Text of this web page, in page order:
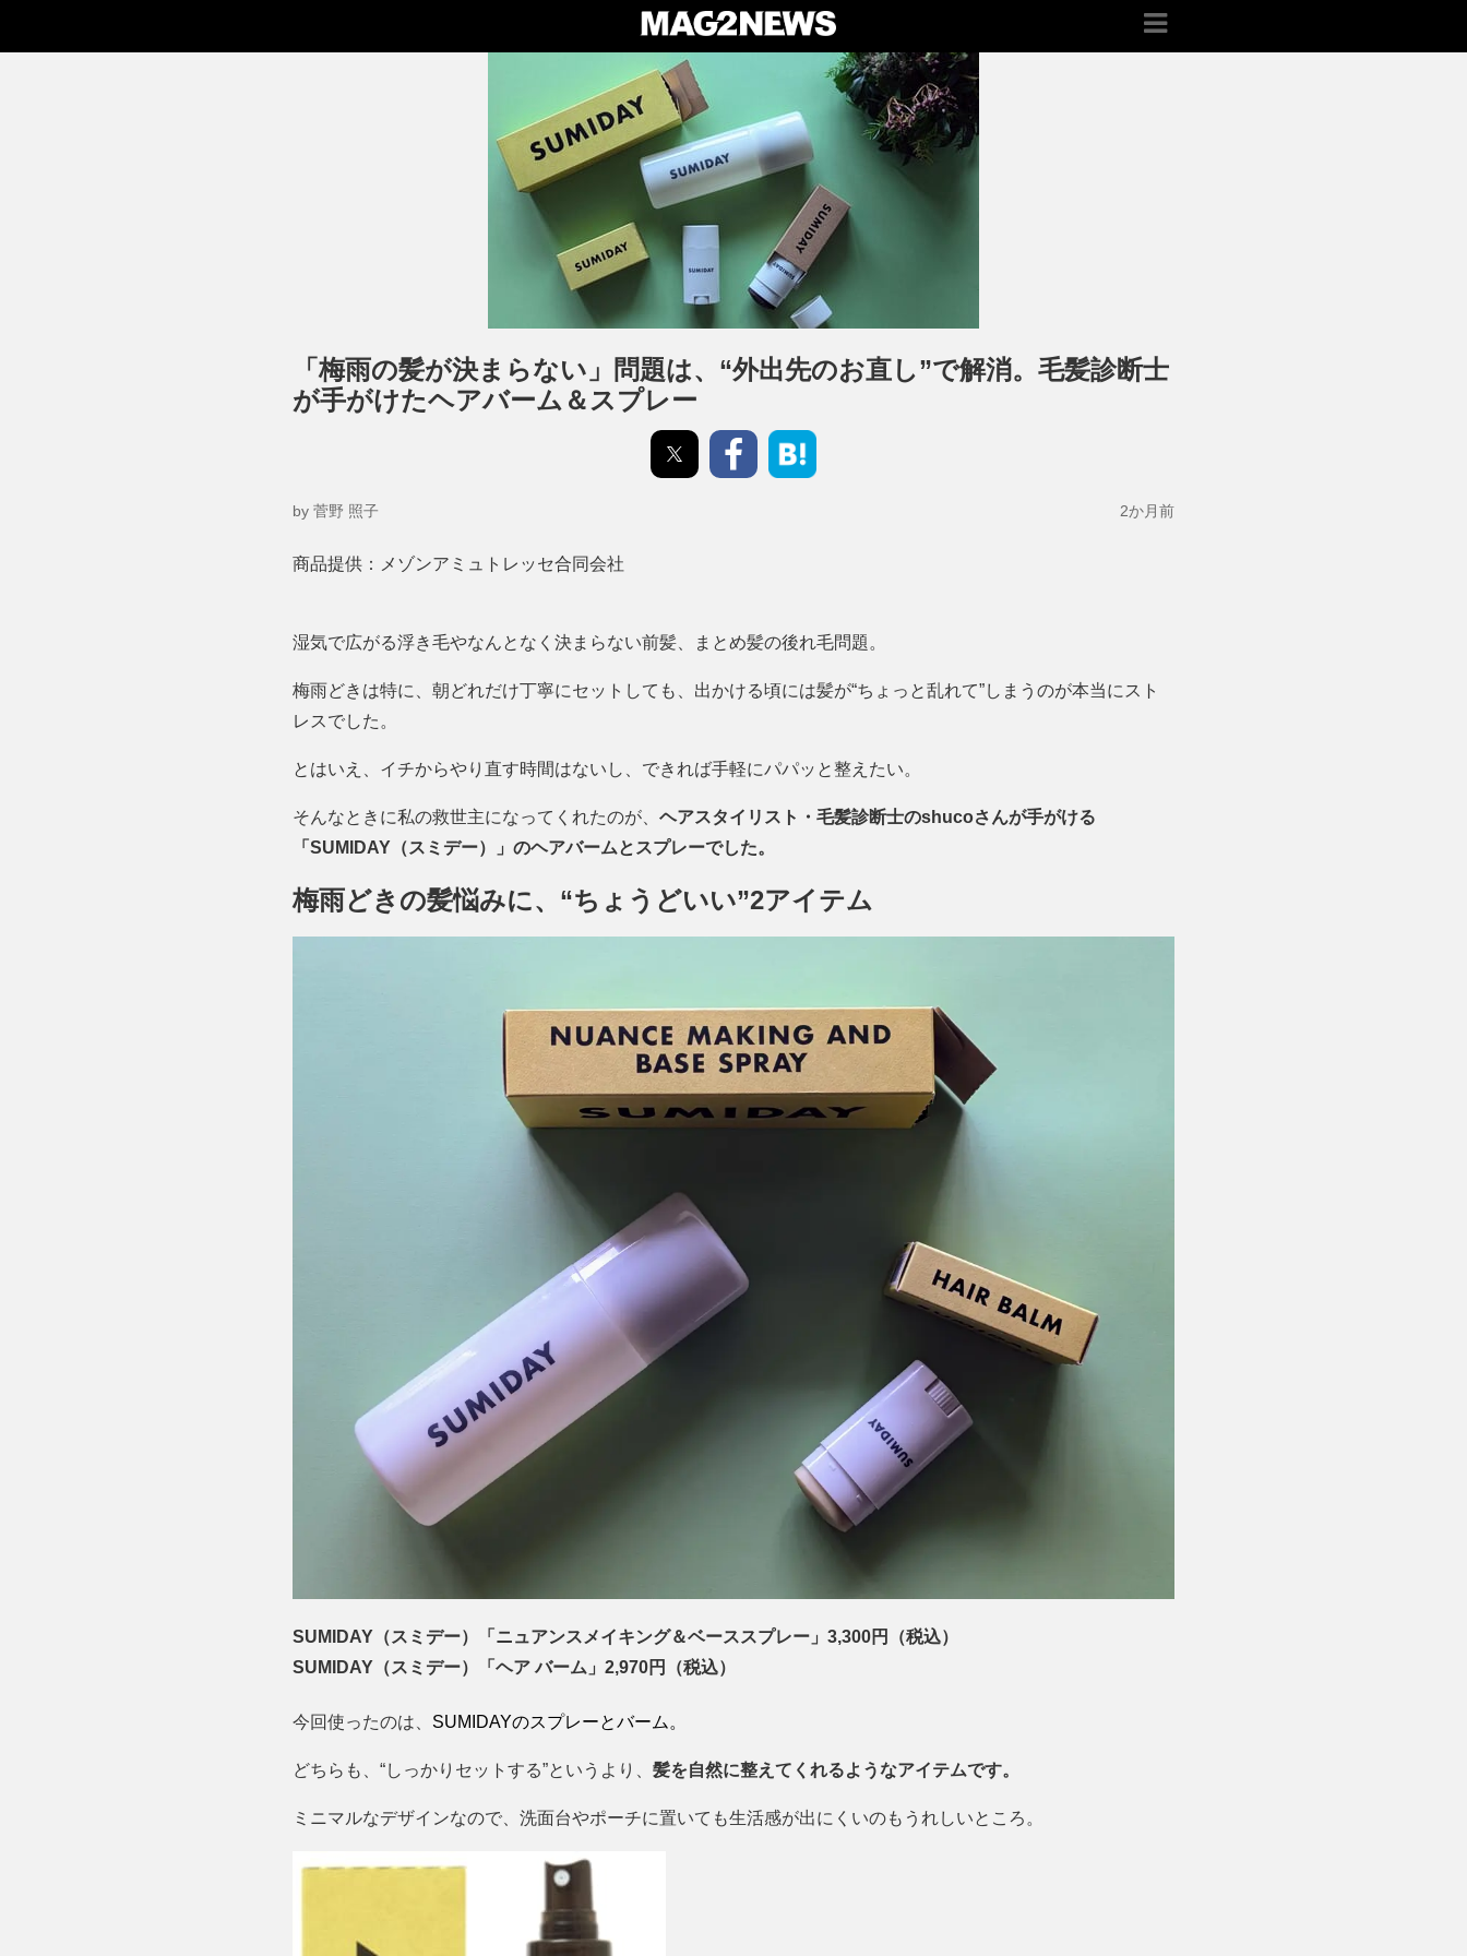
「梅雨の髪が決まらない」問題は、“外出先のお直し”で解消。毛髪診断士
が手がけたヘアバーム＆スプレー
by 菅野 照子 2か月前
商品提供：メゾンアミュトレッセ合同会社
湿気で広がる浮き毛やなんとなく決まらない前髪、まとめ髪の後れ毛問題。
梅雨どきは特に、朝どれだけ丁寧にセットしても、出かける頃には髪が“ちょっと乱れて”しまうのが本当にスト
レスでした。
とはいえ、イチからやり直す時間はないし、できれば手軽にパパッと整えたい。
そんなときに私の救世主になってくれたのが、 ヘアスタイリスト・毛髪診断士のshucoさんが手がける
「SUMIDAY（スミデー）」のヘアバームとスプレーでした。
梅雨どきの髪悩みに、“ちょうどいい”2アイテム
SUMIDAY（スミデー）「ニュアンスメイキング＆ベーススプレー」3,300円（税込）
SUMIDAY（スミデー）「ヘア バーム」2,970円（税込）
今回使ったのは、 SUMIDAYのスプレーとバーム。
どちらも、“しっかりセットする”というより、 髪を自然に整えてくれるようなアイテムです。
ミニマルなデザインなので、洗面台やポーチに置いても生活感が出にくいのもうれしいところ。